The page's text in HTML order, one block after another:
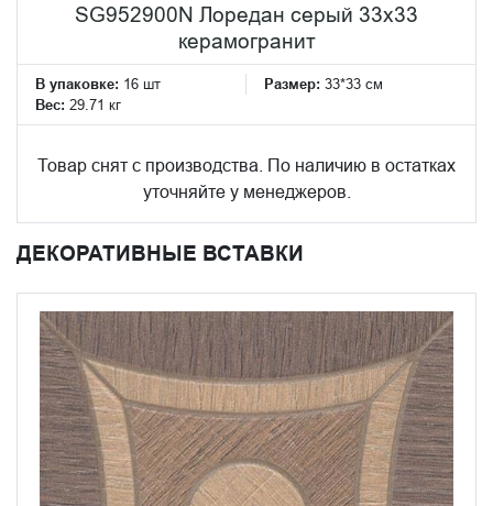
SG952900N Лоредан серый 33x33
керамогранит
В упаковке: 16 шт Размер: 33*33 см
Вес: 29.71 кг
Товар снят с производства. По наличию в остатках
уточняйте у менеджеров.
ДЕКОРАТИВНЫЕ ВСТАВКИ